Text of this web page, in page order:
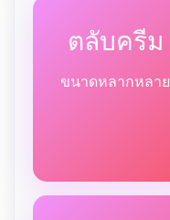
ตลับครีม
ขนาดหลากหลาย